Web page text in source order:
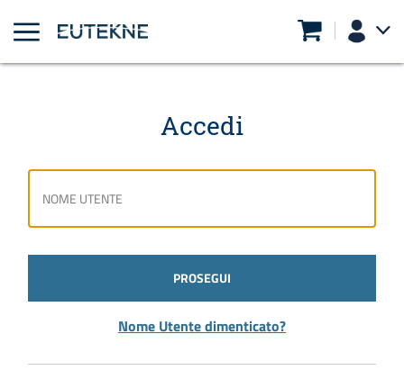
Accedi
PROSEGUI
Nome Utente dimenticato?